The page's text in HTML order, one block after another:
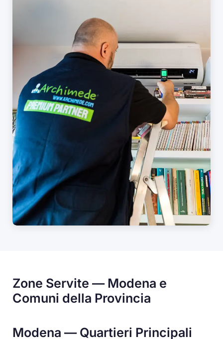
Zone Servite — Modena e
Comuni della Provincia
Modena — Quartieri Principali